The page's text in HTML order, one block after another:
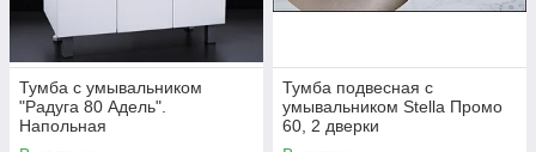
Тумба с умывальником
"Радуга 80 Адель".
Напольная
Тумба подвесная с
умывальником Stella Промо
60, 2 дверки